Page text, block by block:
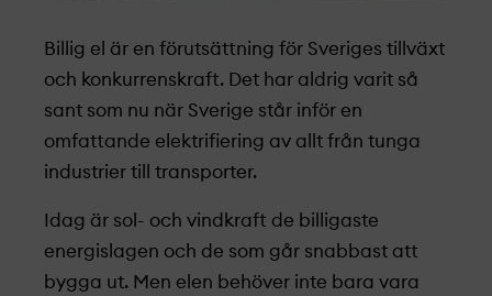
Billig el är en förutsättning för Sveriges tillväxt
och konkurrenskraft. Det har aldrig varit så
sant som nu när Sverige står inför en
omfattande elektrifiering av allt från tunga
industrier till transporter.
Idag är sol- och vindkraft de billigaste
energislagen och de som går snabbast att
bygga ut. Men elen behöver inte bara vara